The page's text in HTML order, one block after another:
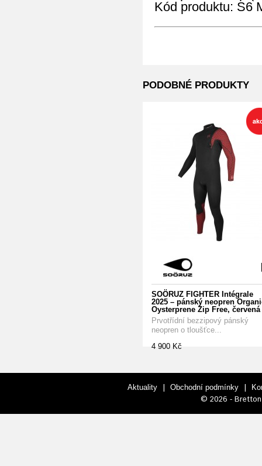
Kód produktu: S6
PODOBNÉ PRODUKTY
SOÖRUZ FIGHTER Intégrale
2025 – pánský neopren
Oysterprene Zip Free, červená
Prvotřídní bezzipový pánský
neopren o tloušťce...
4 900 Kč
Aktuality | Obchodní podmínky |
© 2026 - Bretton